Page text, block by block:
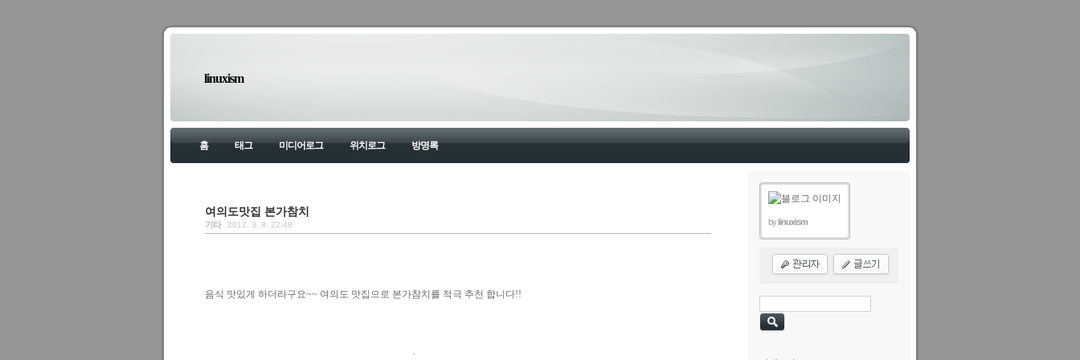
linuxism
홈 태그 미디어로그 위치로그 방명록
여의도맛집 본가참치
기타 2012. 3. 8. 22:48
음식 맛있게 하더라구요~~ 여의도 맛집으로 본가참치를 적극 추천 합니다!!
·
bylinuxism